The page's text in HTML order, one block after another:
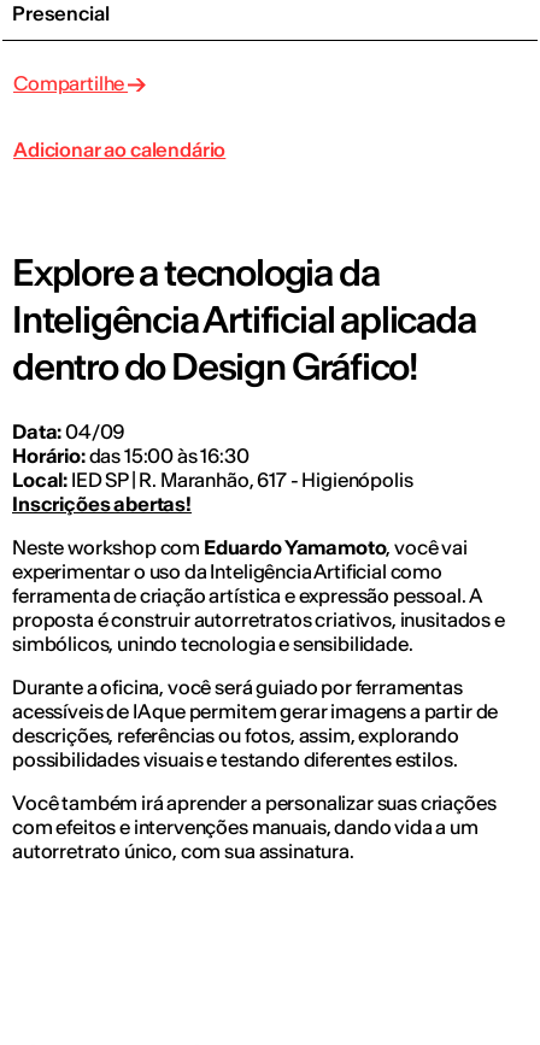
Presencial
Compartilhe
Adicionar ao calendário
Explore a tecnologia da
Inteligência Artificial aplicada
dentro do Design Gráfico!
Data:04/09
Horário:das 15:00 às 16:30
Local: IED SP | R. Maranhão, 617 - Higienópolis
Inscrições abertas!
Neste workshop com Eduardo Yamamoto, você vai
experimentar o uso da Inteligência Artificial como
ferramenta de criação artística e expressão pessoal. A
proposta é construir autorretratos criativos, inusitados e
simbólicos, unindo tecnologia e sensibilidade.
Durante a oficina, você será guiado por ferramentas
acessíveis de IA que permitem gerar imagens a partir de
descrições, referências ou fotos, assim, explorando
possibilidades visuais e testando diferentes estilos.
Você também irá aprender a personalizar suas criações
com efeitos e intervenções manuais, dando vida a um
autorretrato único, com sua assinatura.